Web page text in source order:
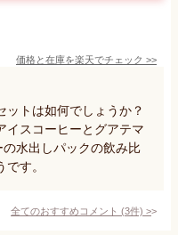
価格と在庫を楽天でチェック >>
ットは如何でしょうか？
イスコーヒーとグアテマ
水出しパックの飲み比
す。
全てのおすすめコメント (3件) >